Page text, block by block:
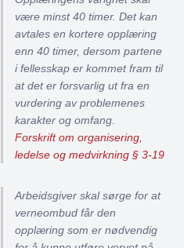
være minst 40 timer. Det kan
avtales en kortere opplæring
enn 40 timer, dersom partene
i fellesskap er kommet fram til
at det er forsvarlig ut fra en
vurdering av problemenes
karakter og omfang.
Forskrift om organisering,
ledelse og medvirkning § 3-19
Arbeidsgiver skal sørge for at
verneombud får den
opplæring som er nødvendig